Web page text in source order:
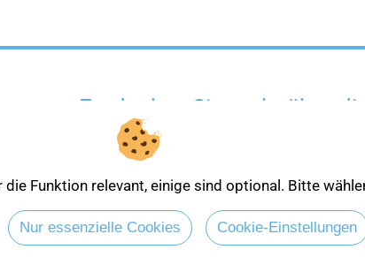
Entdecken Sie mehr über
Funktion relevant, einige sind optional. Bitte
Nur essenzielle Cookies Cookie-Einstellungen